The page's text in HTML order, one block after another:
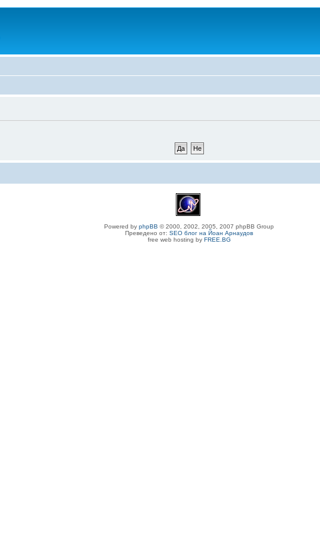
Powered by phpBB © 2000, 2002, 2005, 2007 phpBB Group
Преведено от: SEO блог на Йоан Арнаудов
free web hosting by FREE.BG